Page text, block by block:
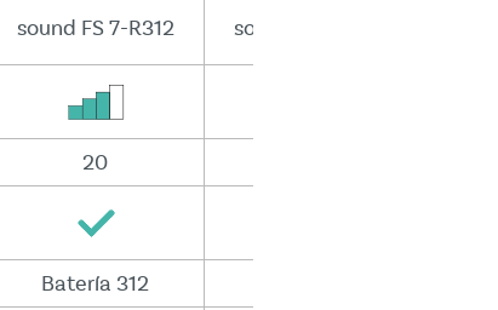
sound FS 7-R312 sound FS 9-R312
20
Batería 312